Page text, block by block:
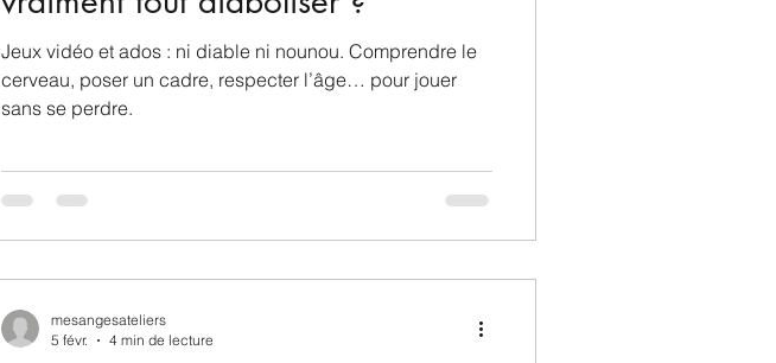
Jeux vidéo et ados : ni diable ni nounou. Comprendre le
cerveau, poser un cadre, respecter l’âge… pour jouer
sans se perdre.
mesangesateliers
5 févr.
4 min de lecture